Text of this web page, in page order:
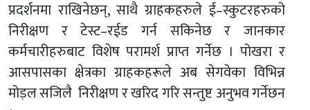
प्रदर्शनमा राखिनेछन्, साथै ग्राहकहरुले ई–स्कुटरहरुको
निरीक्षण र टेस्ट–रईड गर्न सकिनेछ र जानकार
कर्मचारीहरुबाट विशेष परामर्श प्राप्त गर्नेछ । पोखरा र
आसपासका क्षेत्रका ग्राहकहरूले अब सेगवेका विभिन्न
मोड़ल सजिलै निरीक्षण र खरिद गरि सन्तुष्ट अनुभव गर्नेछन